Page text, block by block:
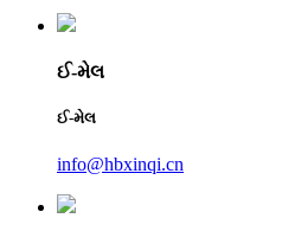
ઈ-મેલ
ઈ-મેલ
info@hbxinqi.cn